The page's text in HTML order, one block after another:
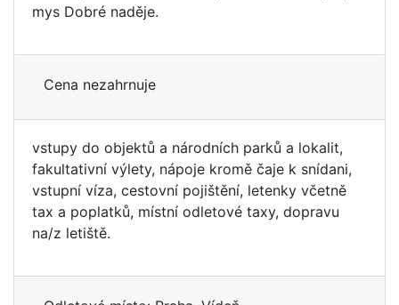
mys Dobré naděje.
Cena nezahrnuje
vstupy do objektů a národních parků a lokalit,
fakultativní výlety, nápoje kromě čaje k snídani,
vstupní víza, cestovní pojištění, letenky včetně
tax a poplatků, místní odletové taxy, dopravu
na/z letiště.